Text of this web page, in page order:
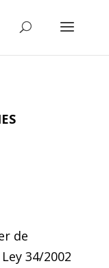
de
34/2002